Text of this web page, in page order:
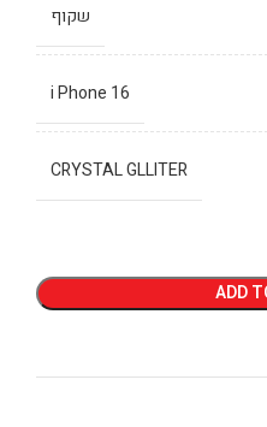
שקוף
i Phone 16
CRYSTAL GLLITER
ADD